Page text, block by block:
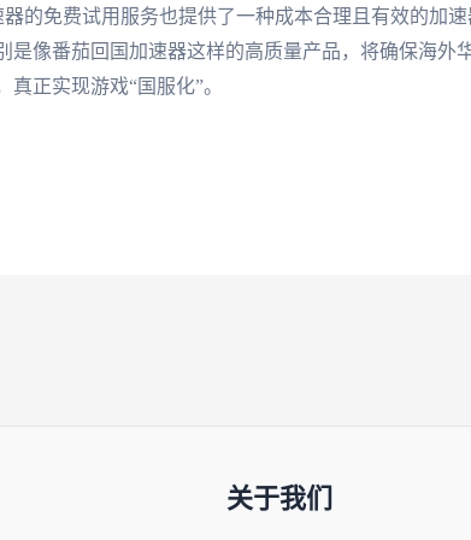
的免费试用服务也提供了一种成本合理且有效的加
是像番茄回国加速器这样的高质量产品，将确保海外
正实现游戏“国服化”。
关于我们